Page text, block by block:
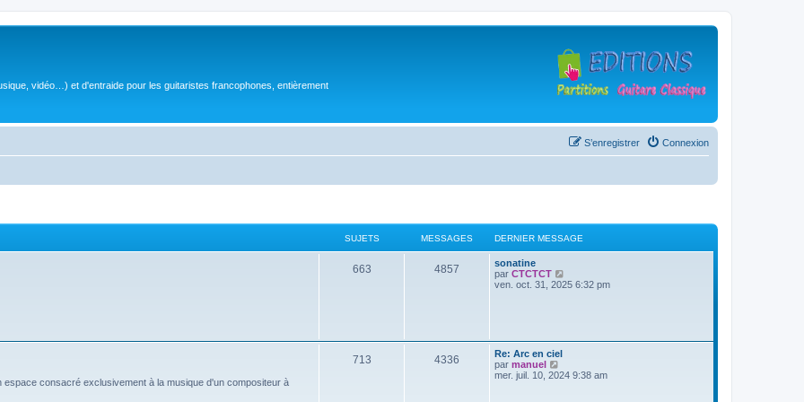
vidéo…) et d'entraide pour les guitaristes francophones, entièrement
Connexion
S’enregistrer
SUJETS MESSAGES DERNIER MESSAGE
663S
e
t
4857
s
D
e
r
e
s
s
a
sonatine
par CTCTCT
o
n
i
ven. oct. 31, 2025 6:32 pm
consacré exclusivement à la musique d'un compositeur à
713S
4336
D
e
r
Re: Arc en ciel
par manuel
o
mer. juil. 10, 2024 9:38 am